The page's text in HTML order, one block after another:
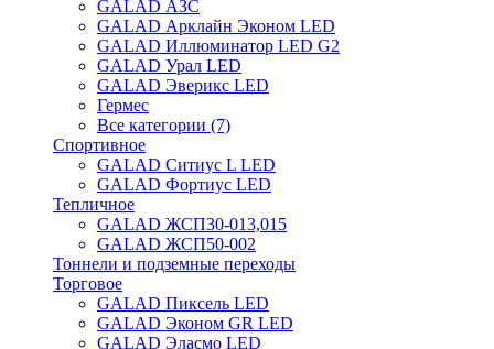
GALAD АЗС
GALAD Арклайн Эконом LED
GALAD Иллюминатор LED G2
GALAD Урал LED
GALAD Эверикс LED
Гермес
Все категории (7)
Спортивное
GALAD Ситиус L LED
GALAD Фортиус LED
Тепличное
GALAD ЖСП30-013,015
GALAD ЖСП50-002
Тоннели и подземные переходы
Торговое
GALAD Пиксель LED
GALAD Эконом GR LED
GALAD Эласмо LED